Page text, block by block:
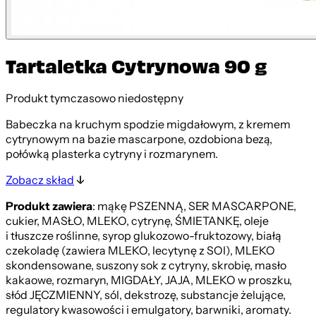
Tartaletka Cytrynowa 90 g
Produkt tymczasowo niedostępny
Babeczka na kruchym spodzie migdałowym, z kremem
cytrynowym na bazie mascarpone, ozdobiona bezą,
połówką plasterka cytryny i rozmarynem.
Zobacz skład
Produkt zawiera: mąkę PSZENNĄ, SER MASCARPONE,
cukier, MASŁO, MLEKO, cytrynę, ŚMIETANKĘ, oleje
i tłuszcze roślinne, syrop glukozowo-fruktozowy, białą
czekoladę (zawiera MLEKO, lecytynę z SOI), MLEKO
skondensowane, suszony sok z cytryny, skrobię, masło
kakaowe, rozmaryn, MIGDAŁY, JAJA, MLEKO w proszku,
słód JĘCZMIENNY, sól, dekstrozę, substancje żelujące,
regulatory kwasowości i emulgatory, barwniki, aromaty.